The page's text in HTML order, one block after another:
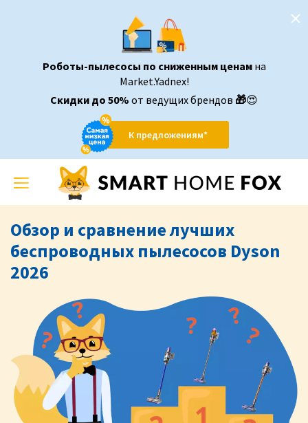
Роботы-пылесосы по сниженным ценам на
Market.Yadnex!
Скидки до 50% от ведущих брендов 🎁😍
К предложениям*
Toggle
navigation
Обзор и сравнение лучших
беспроводных пылесосов Dyson
2026